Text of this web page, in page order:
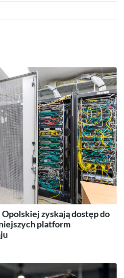
zyskają dostęp do
platform